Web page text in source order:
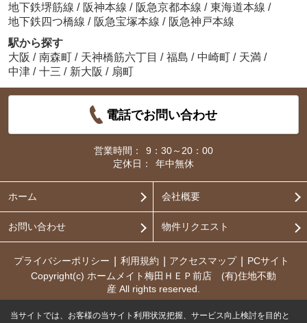
地下鉄堺筋線 / 阪神本線 / 阪急京都本線 / 東海道本線 /
地下鉄四つ橋線 / 阪急宝塚本線 / 阪急神戸本線
駅から探す
大阪 / 南森町 / 天神橋筋六丁目 / 福島 / 中崎町 / 天満 /
中津 / 十三 / 新大阪 / 扇町
電話でお問い合わせ
営業時間：
9：30～20：00
定休日：
年中無休
ホーム 会社概要
お問い合わせ 物件リクエスト
プライバシーポリシー 利用規約 アクセスマップ
PCサイト
Copyright(c) ホームメイト梅田ＨＥＰ前店 (有)住地不動
産 All rights reserved.
当サイトでは、お客様の当サイト利用状況把握、サービス向上検討を目的と